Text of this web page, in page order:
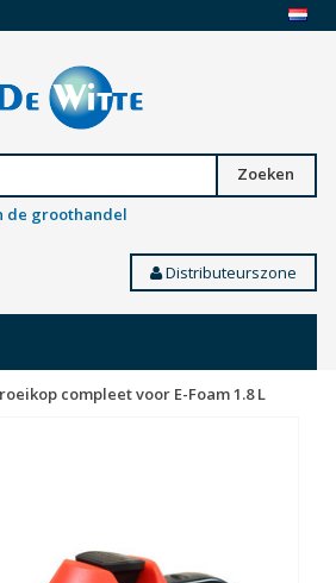
Zoeken
de groothandel
Distributeurszone
compleet voor E-Foam 1.8 L